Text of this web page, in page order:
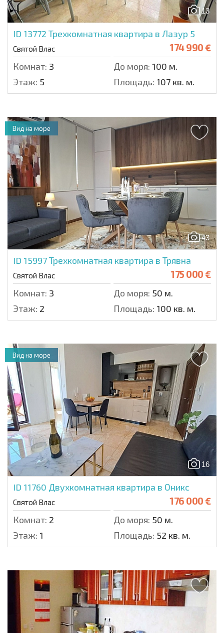
13
ID 13772 Трехкомнатная квартира в Лазур 5
Святой Влас 174 990 €
Комнат: 3 До моря: 100 м.
Этаж: 5 Площадь: 107 кв. м.
43
ID 15997Трехкомнатная квартира в Трявна
Святой Влас 175 000 €
Комнат: 3 До моря: 50 м.
Этаж: 2 Площадь: 100 кв. м.
Вид на море
16
ID 11760 Двухкомнатная квартира в Оникс
Святой Влас 176 000 €
Комнат: 2 До моря: 50 м.
Этаж: 1 Площадь: 52 кв. м.
Вид на море